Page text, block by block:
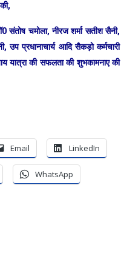
संतोष चमोला, नीरज शर्मा सतीश सैनी,
उप प्रधानाचार्य आदि सैकड़ो कर्मचारी
यात्रा की सफलता की शुभकामनाए की
Email LinkedIn
WhatsApp